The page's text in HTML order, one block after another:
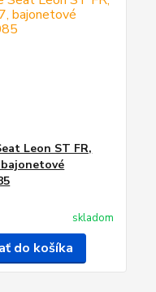
Leon ST FR,
skladom
do košíka